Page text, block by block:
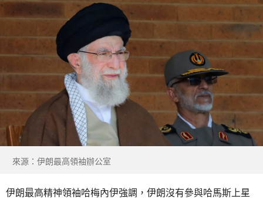
來源：伊朗最高領袖辦公室
伊朗最高精神領袖哈梅內伊強調，伊朗沒有參與哈馬斯上星